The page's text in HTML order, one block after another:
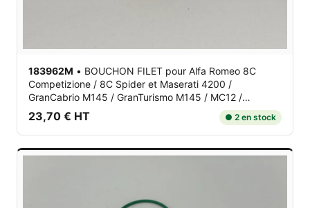
183962M • BOUCHON FILET pour Alfa Romeo 8C
Competizione / 8C Spider et Maserati 4200 /
GranCabrio M145 / GranTurismo M145 / MC12 /
Quattroporte V M139
23,70 € HT ● 2 en stock